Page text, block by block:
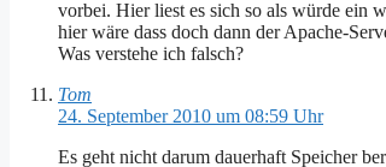
vorbei. Hier liest es sich so als würde ein
hier wäre dass doch dann der Apache-
Was verstehe ich falsch?
Tom
24. September 2010 um 08:59 Uhr
Es geht nicht darum dauerhaft Speicher